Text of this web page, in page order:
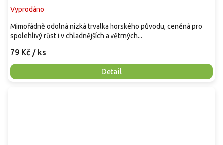
Vyprodáno
79 Kč / ks
Detail
Mimořádně odolná nízká trvalka horského původu, ceněná pro
spolehlivý růst i v chladnějších a větrných...